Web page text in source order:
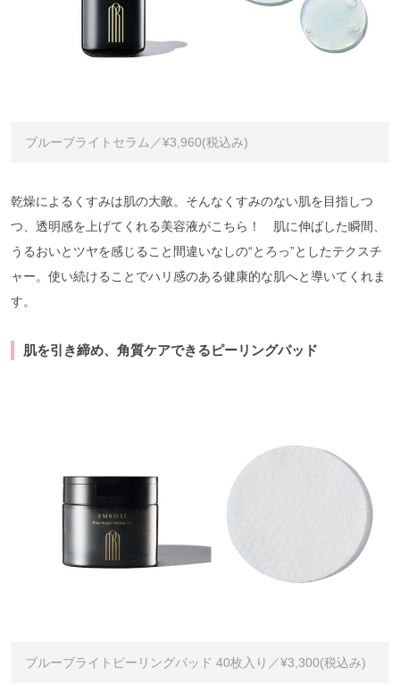
ブルーブライトセラム／¥3,960(税込み)
乾燥によるくすみは肌の大敵。そんなくすみのない肌を目指しつ
つ、透明感を上げてくれる美容液がこちら！ 肌に伸ばした瞬間、
うるおいとツヤを感じること間違いなしの“とろっ”としたテクスチ
ャー。使い続けることでハリ感のある健康的な肌へと導いてくれま
す。
肌を引き締め、角質ケアできるピーリングパッド
ブルーブライトピーリングパッド 40枚入り／¥3,300(税込み)